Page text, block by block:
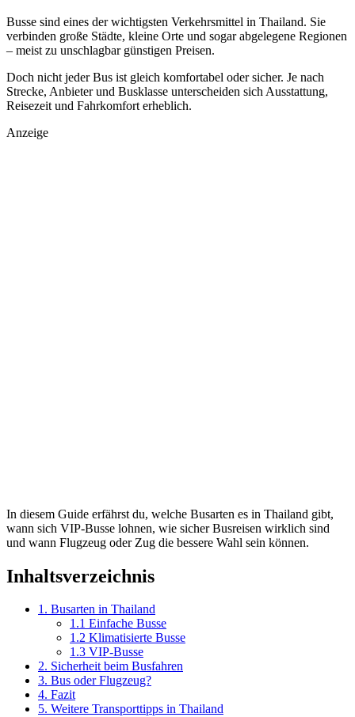
Busse sind eines der wichtigsten Verkehrsmittel in Thailand. Sie
verbinden große Städte, kleine Orte und sogar abgelegene Regionen
– meist zu unschlagbar günstigen Preisen.
Doch nicht jeder Bus ist gleich komfortabel oder sicher. Je nach
Strecke, Anbieter und Busklasse unterscheiden sich Ausstattung,
Reisezeit und Fahrkomfort erheblich.
Anzeige
In diesem Guide erfährst du, welche Busarten es in Thailand gibt,
wann sich VIP-Busse lohnen, wie sicher Busreisen wirklich sind
und wann Flugzeug oder Zug die bessere Wahl sein können.
Inhaltsverzeichnis
1. Busarten in Thailand
1.1 Einfache Busse
1.2 Klimatisierte Busse
1.3 VIP-Busse
2. Sicherheit beim Busfahren
3. Bus oder Flugzeug?
4. Fazit
5. Weitere Transporttipps in Thailand